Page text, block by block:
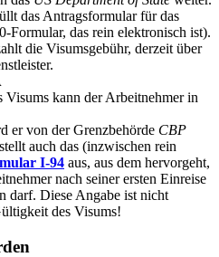
das Antragsformular für das
Formular, das rein elektronisch ist).
die Visumsgebühr, derzeit über
Visums kann der Arbeitnehmer in
er von der Grenzbehörde CBP
auch das (inzwischen rein
I-94 aus, aus dem hervorgeht,
nach seiner ersten Einreise
darf. Diese Angabe ist nicht
des Visums!